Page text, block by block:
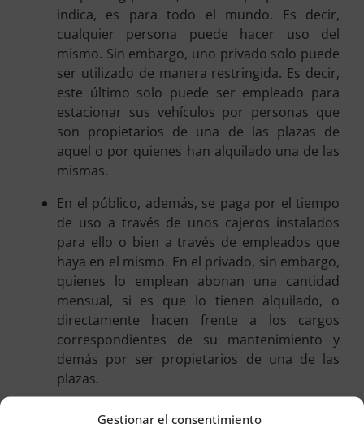
Gestionar el consentimiento
indica, es para todo el mundo. Es decir,
cualquier persona puede hacer uso del
mismo. Sin embargo, uno privado solo puede
ser utilizado de manera restringida. Es decir,
este último solo puede ser empleado para
estacionar sus vehículos por personas que
son propietarios de una de las plazas de
aquel o por quienes han alquilado una de las
mismas.
En el público, además, se paga por el tiempo
de uso a través de unos cajeros instalados
para ello o bien a través de empleados que
haya en el mismo. En el privado, sin embargo,
quienes lo emplean abonan una cantidad
mensual, si es que lo tienen alquilado, o
directamente hacen frente a los cargos
correspondientes de su mantenimiento y
demás por ser propietarios de una de las
plazas.
De igual manera, hay que subrayar que en un